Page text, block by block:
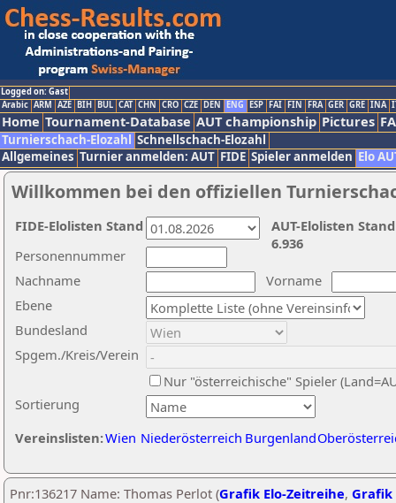
Logged on: Gast
Arabic ARM AZE BIH BUL CAT CHN CRO CZE DEN ENG ESP FAI FIN FRA GER GRE INA
Home Tournament-Database AUT championship Pictures
Turnierschach-Elozahl Schnellschach-Elozahl
Allgemeines Turnier anmelden: AUT FIDE Spieler anmelden Elo
Willkommen bei den offiziellen
Nachname
Vorname
Ebene
Sortierung
Personennummer
Bundesland
Spgem./Kreis/Verein
Nur "österreichische" Spieler
Vereinslisten:Wien Niederösterreich Burgenland
AUT-Elolisten
6.936
FIDE-Elolisten Stand
Pnr:136217 Name: Thomas Perlot (Grafik Elo-Zeitreihe, Grafik